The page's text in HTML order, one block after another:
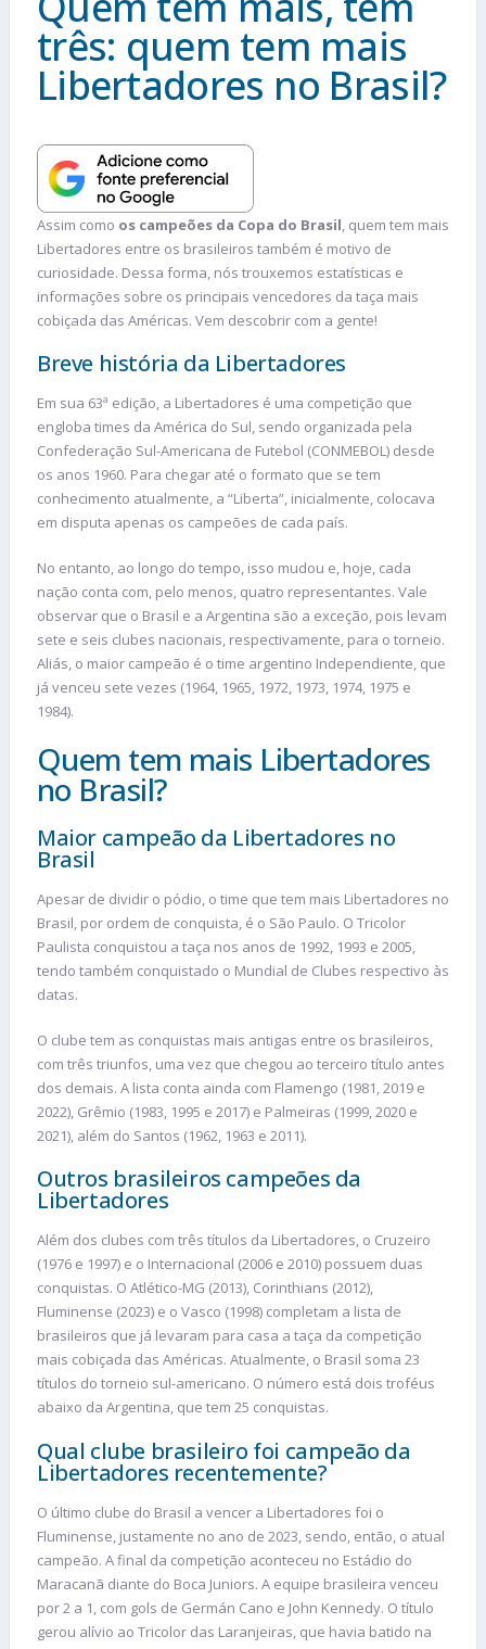
três: quem tem mais
Libertadores no Brasil?
Assim como os campeões da Copa do Brasil, quem tem mais
Libertadores entre os brasileiros também é motivo de
curiosidade. Dessa forma, nós trouxemos estatísticas e
informações sobre os principais vencedores da taça mais
cobiçada das Américas. Vem descobrir com a gente!
Breve história da Libertadores
Em sua 63ª edição, a Libertadores é uma competição que
engloba times da América do Sul, sendo organizada pela
Confederação Sul-Americana de Futebol (CONMEBOL) desde
os anos 1960. Para chegar até o formato que se tem
conhecimento atualmente, a “Liberta”, inicialmente, colocava
em disputa apenas os campeões de cada país.
No entanto, ao longo do tempo, isso mudou e, hoje, cada
nação conta com, pelo menos, quatro representantes. Vale
observar que o Brasil e a Argentina são a exceção, pois levam
sete e seis clubes nacionais, respectivamente, para o torneio.
Aliás, o maior campeão é o time argentino Independiente, que
já venceu sete vezes (1964, 1965, 1972, 1973, 1974, 1975 e
1984).
Quem tem mais Libertadores
no Brasil?
Maior campeão da Libertadores no
Brasil
Apesar de dividir o pódio, o time que tem mais Libertadores no
Brasil, por ordem de conquista, é o São Paulo. O Tricolor
Paulista conquistou a taça nos anos de 1992, 1993 e 2005,
tendo também conquistado o Mundial de Clubes respectivo às
datas.
O clube tem as conquistas mais antigas entre os brasileiros,
com três triunfos, uma vez que chegou ao terceiro título antes
dos demais. A lista conta ainda com Flamengo (1981, 2019 e
2022), Grêmio (1983, 1995 e 2017) e Palmeiras (1999, 2020 e
2021), além do Santos (1962, 1963 e 2011).
Outros brasileiros campeões da
Libertadores
Além dos clubes com três títulos da Libertadores, o Cruzeiro
(1976 e 1997) e o Internacional (2006 e 2010) possuem duas
conquistas. O Atlético-MG (2013), Corinthians (2012),
Fluminense (2023) e o Vasco (1998) completam a lista de
brasileiros que já levaram para casa a taça da competição
mais cobiçada das Américas. Atualmente, o Brasil soma 23
títulos do torneio sul-americano. O número está dois troféus
abaixo da Argentina, que tem 25 conquistas.
Qual clube brasileiro foi campeão da
Libertadores recentemente?
O último clube do Brasil a vencer a Libertadores foi o
Fluminense, justamente no ano de 2023, sendo, então, o atual
campeão. A final da competição aconteceu no Estádio do
Maracanã diante do Boca Juniors. A equipe brasileira venceu
por 2 a 1, com gols de Germán Cano e John Kennedy. O título
gerou alívio ao Tricolor das Laranjeiras, que havia batido na